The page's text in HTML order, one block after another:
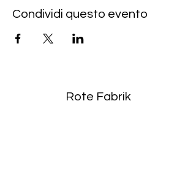
Condividi questo evento
Rote Fabrik